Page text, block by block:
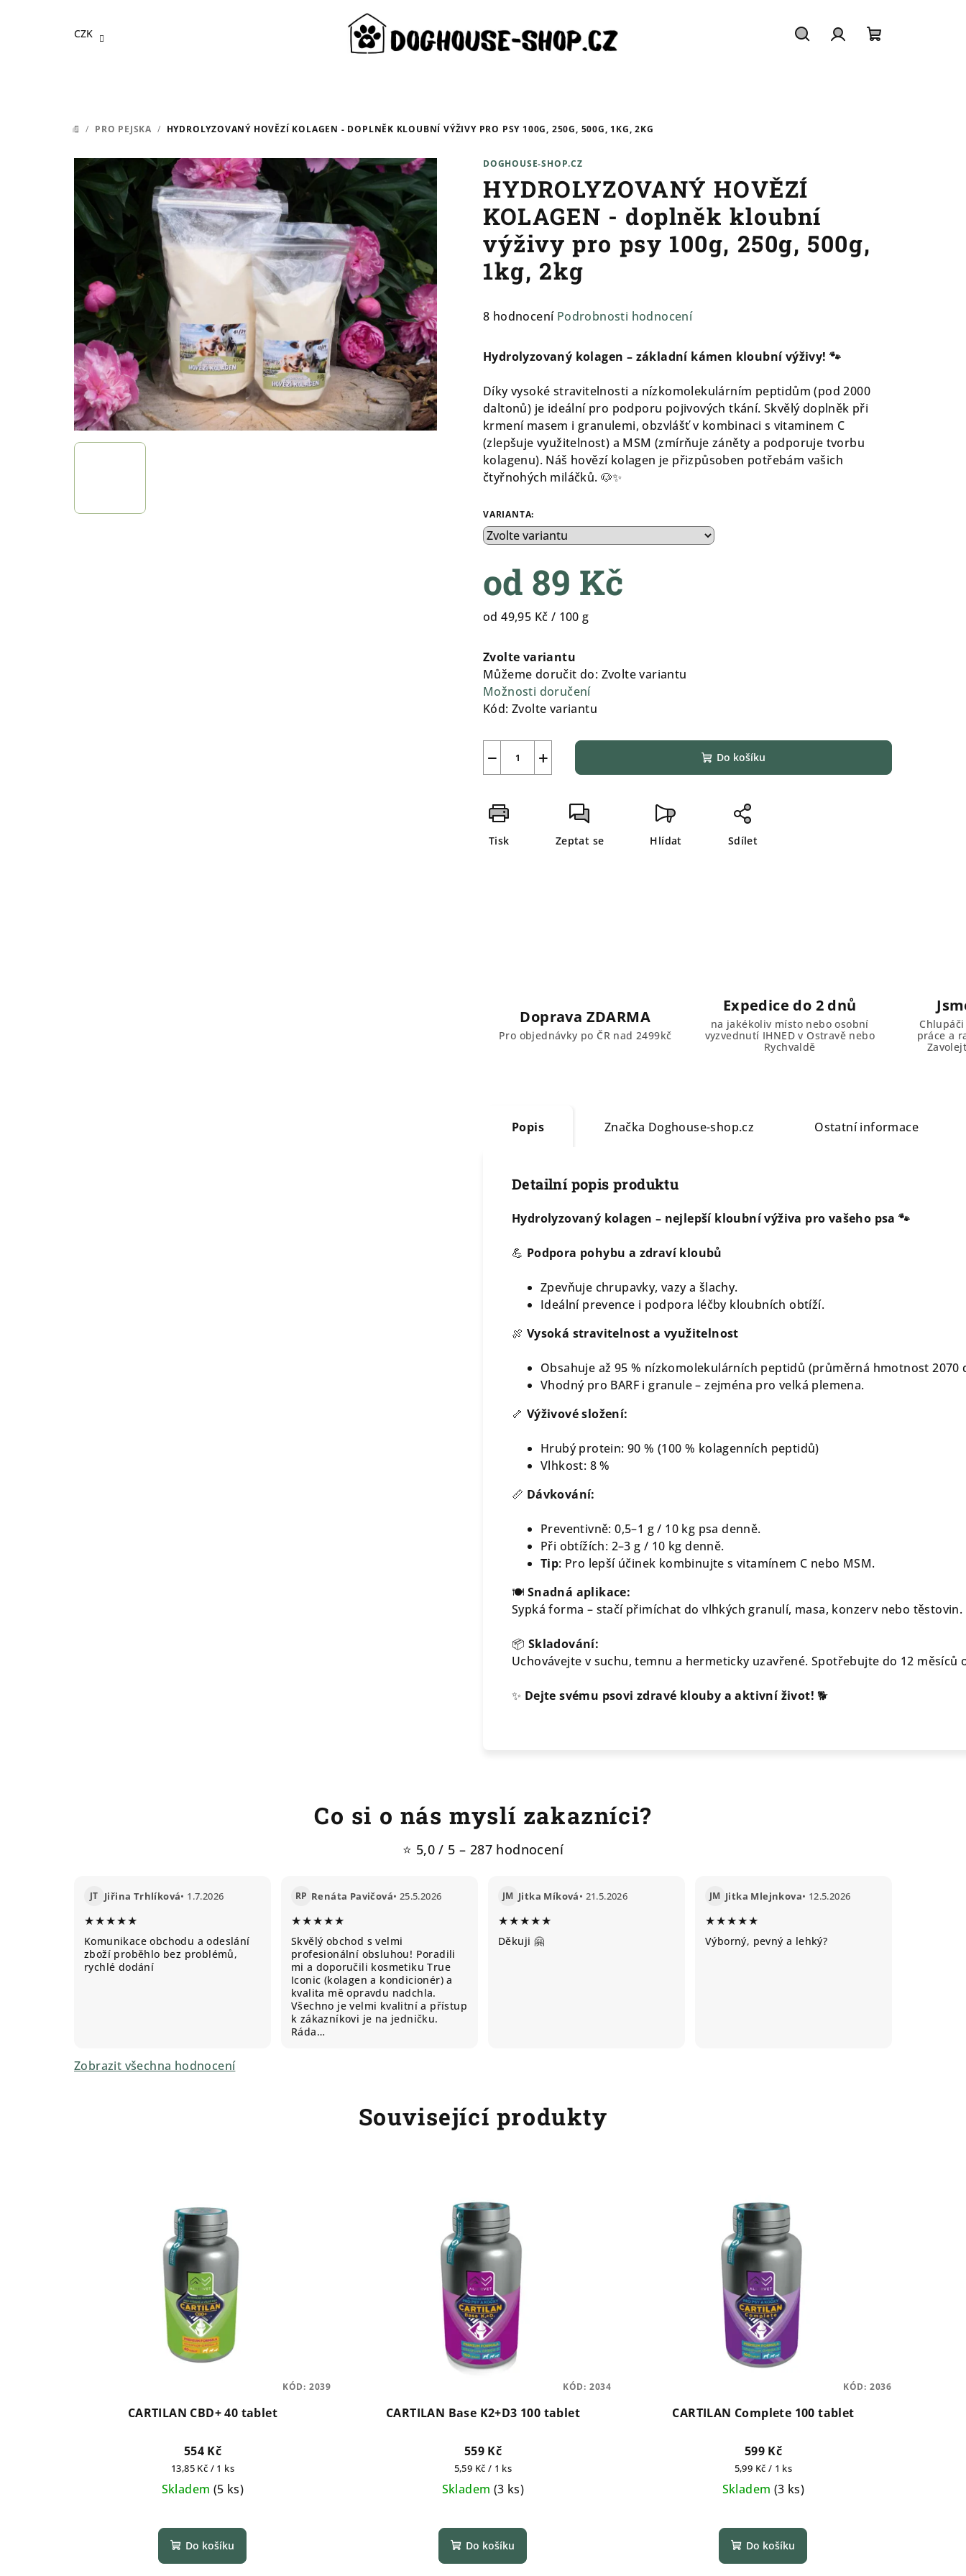
CZK
DOMŮ
/ PRO PEJSKA / HYDROLYZOVANÝ HOVĚZÍ KOLAGEN - DOPLNĚK KLOUBNÍ VÝŽIVY PRO PSY 100G, 250G, 500G, 1KG, 2KG
DOGHOUSE-SHOP.CZ
HYDROLYZOVANÝ HOVĚZÍ
KOLAGEN - doplněk kloubní
výživy pro psy 100g, 250g, 500g,
1kg, 2kg
Průměrné
produktu
je
5,0
z
5
hvězdiček.
8 hodnocení Podrobnosti hodnocení
Hydrolyzovaný kolagen – základní kámen kloubní výživy! 🐾
Díky vysoké stravitelnosti a nízkomolekulárním peptidům (pod 2000
daltonů) je ideální pro podporu pojivových tkání. Skvělý doplněk při
krmení masem i granulemi, obzvlášť v kombinaci s vitaminem C
(zlepšuje využitelnost) a MSM (zmírňuje záněty a podporuje tvorbu
kolagenu). Náš hovězí kolagen je přizpůsoben potřebám vašich
čtyřnohých miláčků. 🐶✨
VARIANTA:
od 89 Kč
Měrná
od 49,95 Kč / 100 g
Zvolte variantu
Můžeme doručit do: Zvolte variantu
Možnosti doručení
Kód: Zvolte variantu
+
− Do košíku
Tisk Zeptat se Hlídat Sdílet
Doprava ZDARMA
Pro objednávky po ČR nad 2499kč
Expedice do 2 dnů
na jakékoliv místo nebo osobní
vyzvednutí IHNED v Ostravě nebo
Rychvaldě
práce a
Popis Značka Doghouse-shop.cz Ostatní informace
Detailní popis produktu
Hydrolyzovaný kolagen – nejlepší kloubní výživa pro vašeho psa 🐾
💪 Podpora pohybu a zdraví kloubů
Zpevňuje chrupavky, vazy a šlachy.
Ideální prevence i podpora léčby kloubních obtíží.
🍖 Vysoká stravitelnost a využitelnost
Obsahuje až 95 % nízkomolekulárních peptidů (průměrná hmotnost 2070
Vhodný pro BARF i granule – zejména pro velká plemena.
🦴 Výživové složení:
Hrubý protein: 90 % (100 % kolagenních peptidů)
Vlhkost: 8 %
📏 Dávkování:
Preventivně: 0,5–1 g / 10 kg psa denně.
Při obtížích: 2–3 g / 10 kg denně.
Tip: Pro lepší účinek kombinujte s vitamínem C nebo MSM.
🍽️ Snadná aplikace:
Sypká forma – stačí přimíchat do vlhkých granulí, masa, konzerv nebo těstovin.
📦 Skladování:
Uchovávejte v suchu, temnu a hermeticky uzavřené. Spotřebujte do 12 měsíců
✨ Dejte svému psovi zdravé klouby a aktivní život! 🐕
Co si o nás myslí zakazníci?
⭐ 5,0 / 5 – 287 hodnocení
JT Jiřina Trhlíková• 1.7.2026
★★★★★
Komunikace obchodu a odeslání
zboží proběhlo bez problémů,
rychlé dodání
RP Renáta Pavičová• 25.5.2026
★★★★★
Skvělý obchod s velmi
profesionální obsluhou! Poradili
mi a doporučili kosmetiku True
Iconic (kolagen a kondicionér) a
kvalita mě opravdu nadchla.
Všechno je velmi kvalitní a přístup
k zákazníkovi je na jedničku.
Ráda…
JM Jitka Míková• 21.5.2026
★★★★★
Děkuji 🤗
JM Jitka Mlejnkova• 12.5.2026
★★★★★
Výborný, pevný a lehký?
Zobrazit všechna hodnocení
Související produkty
CARTILAN CBD+ 40 tablet
554 Kč
Měrná
cena:
13,85 Kč / 1 ks
Skladem (5 ks)
Do košíku
KÓD: 2039
CARTILAN Base K2+D3 100 tablet
559 Kč
Měrná
cena:
5,59 Kč / 1 ks
Skladem (3 ks)
hodnocení
produktu
je
Do košíku
KÓD: 2034
CARTILAN Complete 100 tablet
599 Kč
Měrná
cena:
5,99 Kč / 1 ks
Skladem (3 ks)
Do košíku
KÓD: 2036